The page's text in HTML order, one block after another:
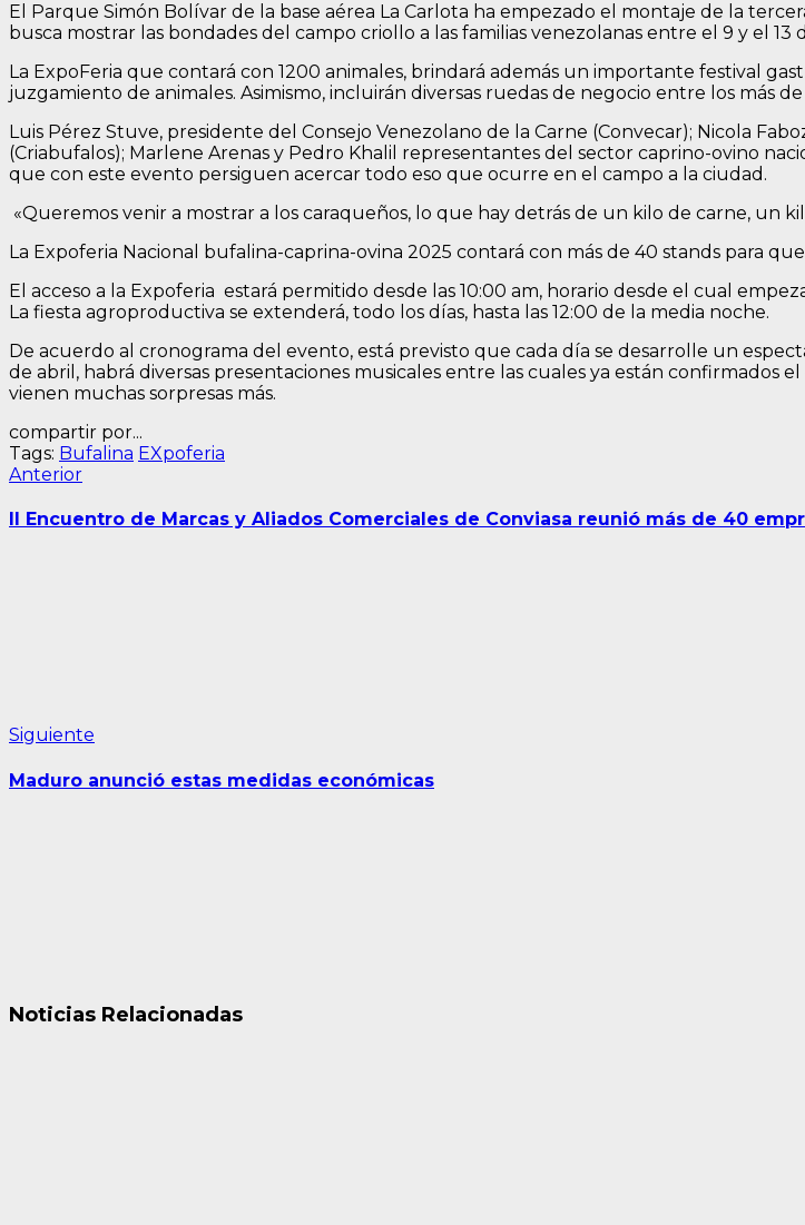
El Parque Simón Bolívar de la base aérea La Carlota ha empezado el montaje de la
busca mostrar las bondades del campo criollo a las familias venezolanas entre el 9 y el 13
La ExpoFeria que contará con 1200 animales, brindará además un importante festival
juzgamiento de animales. Asimismo, incluirán diversas ruedas de negocio entre los más
Luis Pérez Stuve, presidente del Consejo Venezolano de la Carne (Convecar); Nicola
(Criabufalos); Marlene Arenas y Pedro Khalil representantes del sector caprino-ovino
que con este evento persiguen acercar todo eso que ocurre en el campo a la ciudad.
«Queremos venir a mostrar a los caraqueños, lo que hay detrás de un kilo de carne, un
La Expoferia Nacional bufalina-caprina-ovina 2025 contará con más de 40 stands para
El acceso a la Expoferia estará permitido desde las 10:00 am, horario desde el cual
La fiesta agroproductiva se extenderá, todo los días, hasta las 12:00 de la media noche.
De acuerdo al cronograma del evento, está previsto que cada día se desarrolle un
de abril, habrá diversas presentaciones musicales entre las cuales ya están
vienen muchas sorpresas más.
compartir por...
Tags: Bufalina EXpoferia
Navegación
de
AnteriorEntrada
II Encuentro de Marcas y Aliados Comerciales de Conviasa reunió más de 40
Siguiente
Maduro anunció estas medidas económicas
Noticias Relacionadas